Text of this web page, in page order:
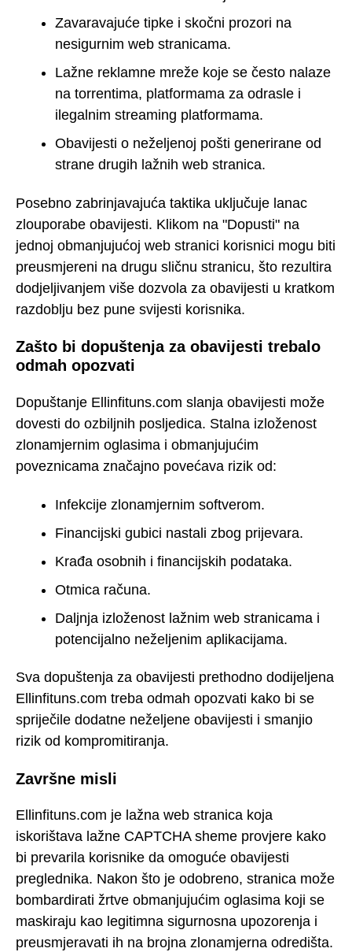
Zavaravajuće tipke i skočni prozori na
nesigurnim web stranicama.
Lažne reklamne mreže koje se često nalaze
na torrentima, platformama za odrasle i
ilegalnim streaming platformama.
Obavijesti o neželjenoj pošti generirane od
strane drugih lažnih web stranica.
Posebno zabrinjavajuća taktika uključuje lanac
zlouporabe obavijesti. Klikom na "Dopusti" na
jednoj obmanjujućoj web stranici korisnici mogu biti
preusmjereni na drugu sličnu stranicu, što rezultira
dodjeljivanjem više dozvola za obavijesti u kratkom
razdoblju bez pune svijesti korisnika.
Zašto bi dopuštenja za obavijesti trebalo
odmah opozvati
Dopuštanje Ellinfituns.com slanja obavijesti može
dovesti do ozbiljnih posljedica. Stalna izloženost
zlonamjernim oglasima i obmanjujućim
poveznicama značajno povećava rizik od:
Infekcije zlonamjernim softverom.
Financijski gubici nastali zbog prijevara.
Krađa osobnih i financijskih podataka.
Otmica računa.
Daljnja izloženost lažnim web stranicama i
potencijalno neželjenim aplikacijama.
Sva dopuštenja za obavijesti prethodno dodijeljena
Ellinfituns.com treba odmah opozvati kako bi se
spriječile dodatne neželjene obavijesti i smanjio
rizik od kompromitiranja.
Završne misli
Ellinfituns.com je lažna web stranica koja
iskorištava lažne CAPTCHA sheme provjere kako
bi prevarila korisnike da omoguće obavijesti
preglednika. Nakon što je odobreno, stranica može
bombardirati žrtve obmanjujućim oglasima koji se
maskiraju kao legitimna sigurnosna upozorenja i
preusmjeravati ih na brojna zlonamjerna odredišta.